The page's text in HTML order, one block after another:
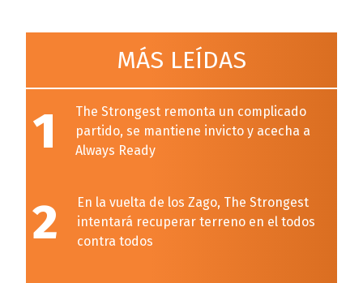
MÁS LEÍDAS
1
The Strongest remonta un complicado
partido, se mantiene invicto y acecha a
Always Ready
2
En la vuelta de los Zago, The Strongest
intentará recuperar terreno en el todos
contra todos